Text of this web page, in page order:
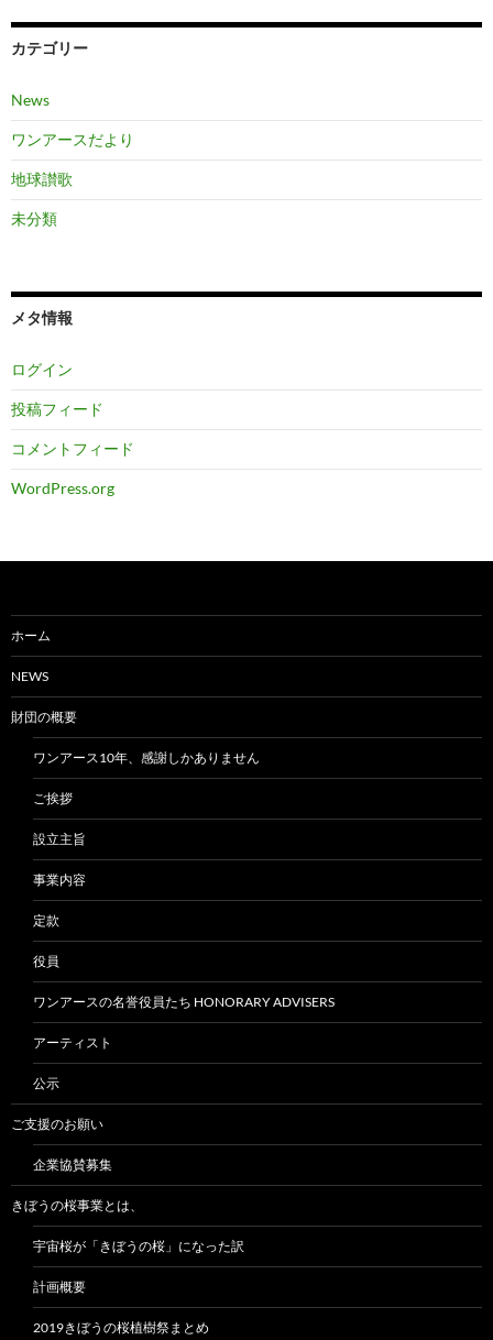
カテゴリー
News
ワンアースだより
地球讃歌
未分類
メタ情報
ログイン
投稿フィード
コメントフィード
WordPress.org
ホーム
NEWS
財団の概要
ワンアース10年、感謝しかありません
ご挨拶
設立主旨
事業内容
定款
役員
ワンアースの名誉役員たち HONORARY ADVISERS
アーティスト
公示
ご支援のお願い
企業協賛募集
きぼうの桜事業とは、
宇宙桜が「きぼうの桜」になった訳
計画概要
2019きぼうの桜植樹祭まとめ